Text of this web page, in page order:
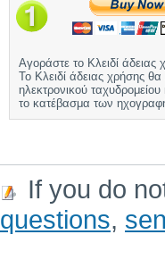
Αγοράστε το Κλειδί άδειας
Το Κλειδί άδειας χρήσης
ηλεκτρονικού
το κατέβασμα των
If you do
questions,